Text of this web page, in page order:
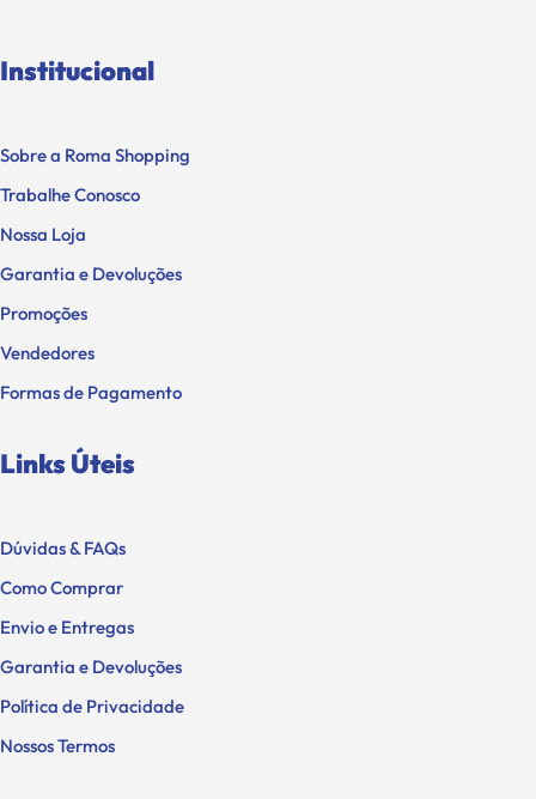
Institucional
Sobre a Roma Shopping
Trabalhe Conosco
Nossa Loja
Garantia e Devoluções
Promoções
Vendedores
Formas de Pagamento
Links Úteis
Dúvidas & FAQs
Como Comprar
Envio e Entregas
Garantia e Devoluções
Política de Privacidade
Nossos Termos